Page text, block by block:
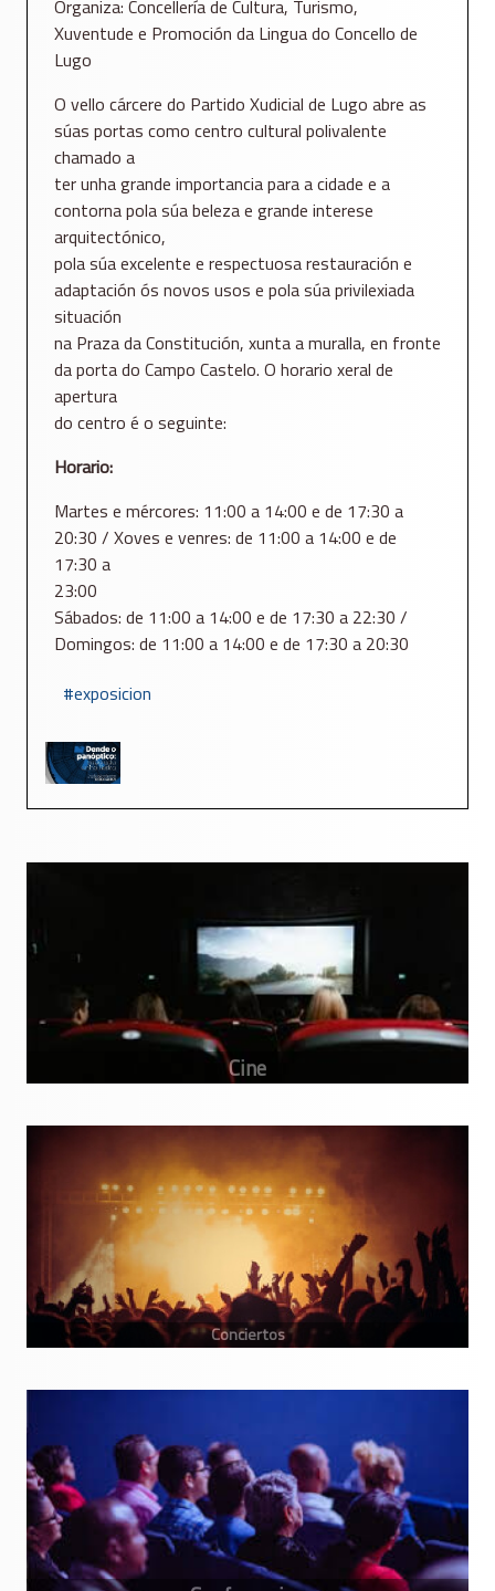
Organiza: Concellería de Cultura, Turismo,
Xuventude e Promoción da Lingua do Concello de
Lugo
O vello cárcere do Partido Xudicial de Lugo abre as
súas portas como centro cultural polivalente
chamado a
ter unha grande importancia para a cidade e a
contorna pola súa beleza e grande interese
arquitectónico,
pola súa excelente e respectuosa restauración e
adaptación ós novos usos e pola súa privilexiada
situación
na Praza da Constitución, xunta a muralla, en fronte
da porta do Campo Castelo. O horario xeral de
apertura
do centro é o seguinte:
Horario:
Martes e mércores: 11:00 a 14:00 e de 17:30 a
20:30 / Xoves e venres: de 11:00 a 14:00 e de
17:30 a
23:00
Sábados: de 11:00 a 14:00 e de 17:30 a 22:30 /
Domingos: de 11:00 a 14:00 e de 17:30 a 20:30
exposicion